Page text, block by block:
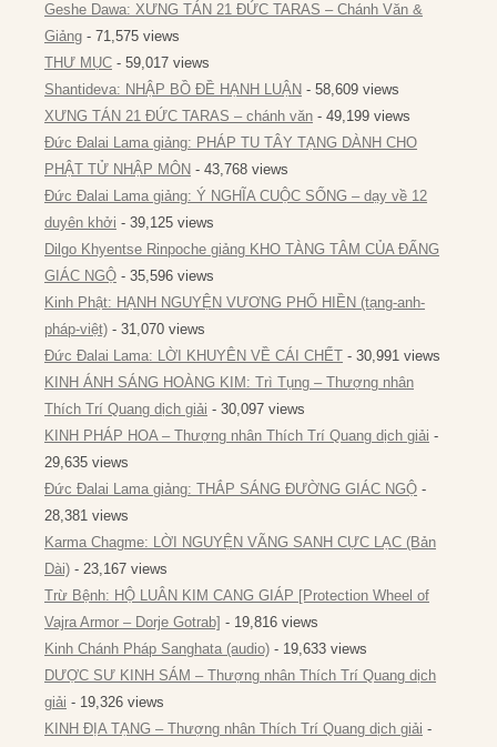
Geshe Dawa: XƯNG TÁN 21 ĐỨC TARAS – Chánh Văn &
Giảng - 71,575 views
THƯ MỤC - 59,017 views
Shantideva: NHẬP BỒ ĐỀ HẠNH LUẬN - 58,609 views
XƯNG TÁN 21 ĐỨC TARAS – chánh văn - 49,199 views
Đức Đalai Lama giảng: PHÁP TU TÂY TẠNG DÀNH CHO
PHẬT TỬ NHẬP MÔN - 43,768 views
Đức Đalai Lama giảng: Ý NGHĨA CUỘC SỐNG – dạy về 12
duyên khởi - 39,125 views
Dilgo Khyentse Rinpoche giảng KHO TÀNG TÂM CỦA ĐẤNG
GIÁC NGỘ - 35,596 views
Kinh Phật: HẠNH NGUYỆN VƯƠNG PHỔ HIỀN (tạng-anh-
pháp-việt) - 31,070 views
Đức Đalai Lama: LỜI KHUYÊN VỀ CÁI CHẾT - 30,991 views
KINH ÁNH SÁNG HOÀNG KIM: Trì Tụng – Thượng nhân
Thích Trí Quang dịch giải - 30,097 views
KINH PHÁP HOA – Thượng nhân Thích Trí Quang dịch giải -
29,635 views
Đức Đalai Lama giảng: THẮP SÁNG ĐƯỜNG GIÁC NGỘ -
28,381 views
Karma Chagme: LỜI NGUYỆN VÃNG SANH CỰC LẠC (Bản
Dài) - 23,167 views
Trừ Bệnh: HỘ LUÂN KIM CANG GIÁP [Protection Wheel of
Vajra Armor – Dorje Gotrab] - 19,816 views
Kinh Chánh Pháp Sanghata (audio) - 19,633 views
DƯỢC SƯ KINH SÁM – Thượng nhân Thích Trí Quang dịch
giải - 19,326 views
KINH ĐỊA TẠNG – Thượng nhân Thích Trí Quang dịch giải -